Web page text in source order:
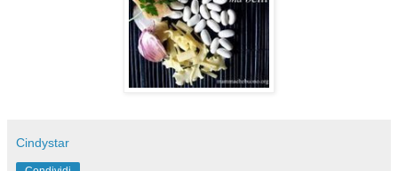
Cindystar